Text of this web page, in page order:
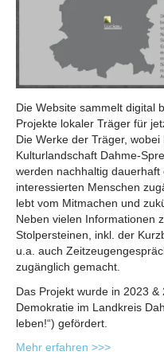
Die Website sammelt digital
Projekte lokaler Träger für
Die Werke der Träger,
Kulturlandschaft Dahme-
werden nachhaltig
interessierten Menschen
lebt vom Mitmachen und
Neben vielen Informationen
Stolpersteinen, inkl. der
u.a. auch
zugänglich gemacht.
Das Projekt wurde in 2023
Demokratie im Landkreis
leben!“) gefördert.
Mehr erfahren >>>